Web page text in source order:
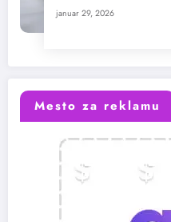
januar 29, 2026
Mesto za reklamu